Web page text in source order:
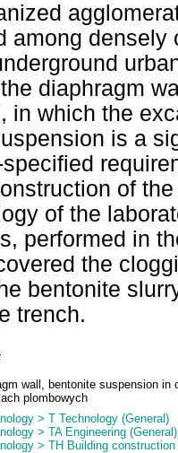
among
diaphragm
in which the
is a
of
of the
performed in
the
bentonite
trench.
wall, bentonite suspension
plombowych
> T Technology (General)
> TA Engineering
> TH Building construction